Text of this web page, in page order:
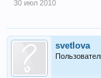
30 июл 2010
svetlova